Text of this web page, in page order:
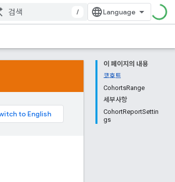
/
이 페이지의 내용
코호트
CohortsRange
세부사항
CohortReportSettin
gs